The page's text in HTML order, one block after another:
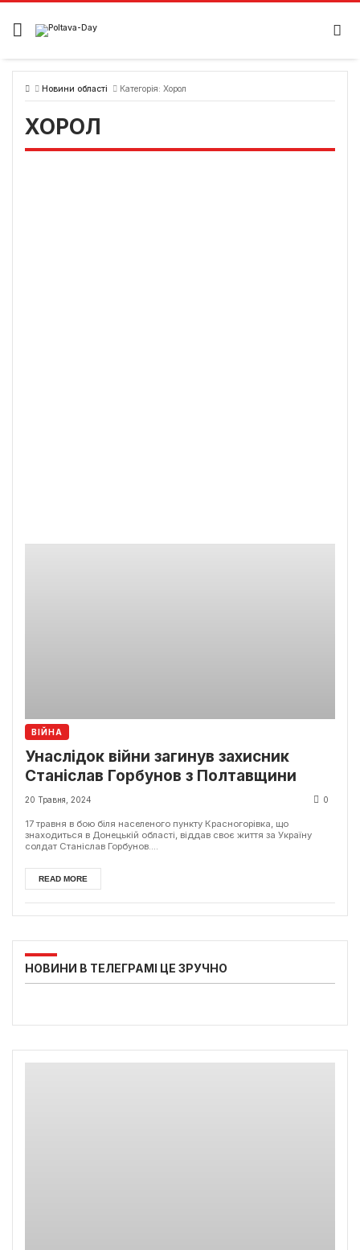
Skip
content
Новини області Категорія: Хорол
ХОРОЛ
ВІЙНА
Унаслідок війни загинув захисник
Станіслав Горбунов з Полтавщини
20 Травня, 2024 0
17 травня в бою біля населеного пункту Красногорівка, що
знаходиться в Донецькій області, віддав своє життя за Україну
солдат Станіслав Горбунов....
READ MORE
НОВИНИ В ТЕЛЕГРАМІ ЦЕ ЗРУЧНО